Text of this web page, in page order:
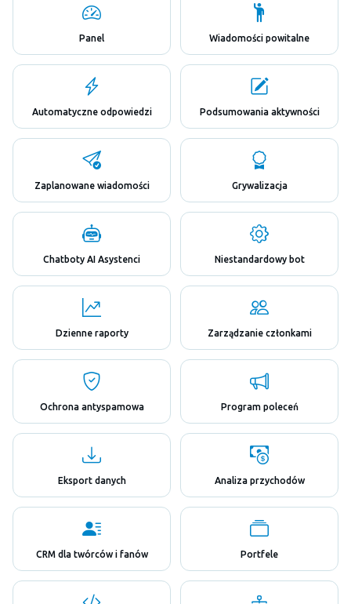
Panel Wiadomości powitalne
Automatyczne odpowiedzi Podsumowania aktywności
Zaplanowane wiadomości Grywalizacja
Chatboty AI Asystenci Niestandardowy bot
Dzienne raporty Zarządzanie członkami
Ochrona antyspamowa Program poleceń
Eksport danych Analiza przychodów
CRM dla twórców i fanów Portfele